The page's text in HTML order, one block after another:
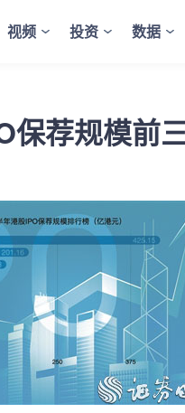
视频 投资 数据
保荐规模前